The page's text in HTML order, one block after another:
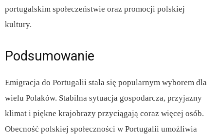
portugalskim społeczeństwie oraz promocji polskiej
kultury.
Podsumowanie
Emigracja do Portugalii stała się popularnym wyborem dla
wielu Polaków. Stabilna sytuacja gospodarcza, przyjazny
klimat i piękne krajobrazy przyciągają coraz więcej osób.
Obecność polskiej społeczności w Portugalii umożliwia